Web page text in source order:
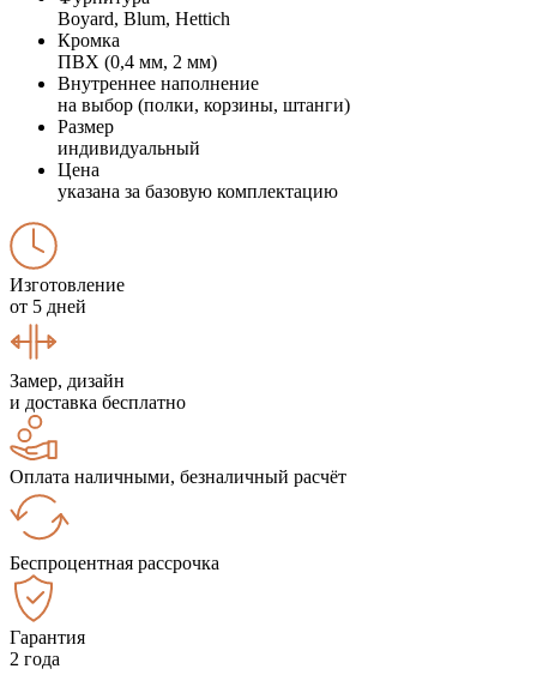
Boyard, Blum, Hettich
Кромка
ПВХ (0,4 мм, 2 мм)
Внутреннее наполнение
на выбор (полки, корзины, штанги)
Размер
индивидуальный
Цена
указана за базовую комплектацию
Изготовление
от 5 дней
Замер, дизайн
и доставка бесплатно
Оплата наличными, безналичный расчёт
Беспроцентная рассрочка
Гарантия
2 года